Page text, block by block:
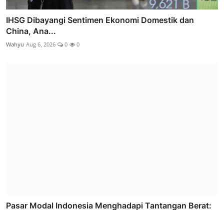
IHSG Dibayangi Sentimen Ekonomi Domestik dan
China, Ana...
Wahyu Aug 6, 2026 0 0
Pasar Modal Indonesia Menghadapi Tantangan Berat: